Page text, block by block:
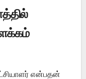
என்பதன்